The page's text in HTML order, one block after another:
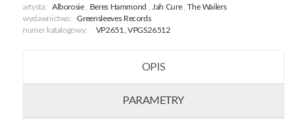
artysta: Alborosie, Beres Hammond Jah Cure,The Wailers
wydawnictwo:
Greensleeves Records
numer katalogowy:
VP2651, VPGS26512
OPIS
PARAMETRY